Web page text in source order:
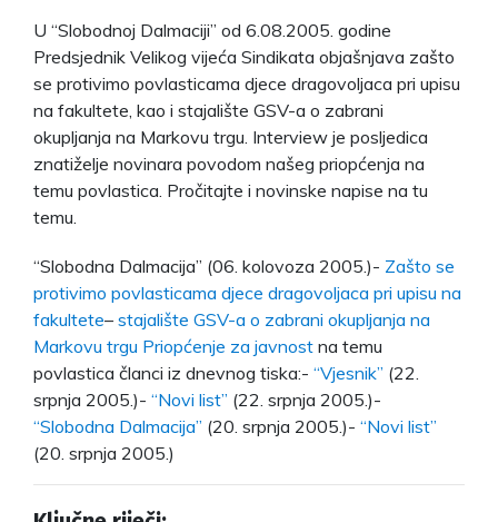
U “Slobodnoj Dalmaciji” od 6.08.2005. godine
Predsjednik Velikog vijeća Sindikata objašnjava zašto
se protivimo povlasticama djece dragovoljaca pri upisu
na fakultete, kao i stajalište GSV-a o zabrani
okupljanja na Markovu trgu. Interview je posljedica
znatiželje novinara povodom našeg priopćenja na
temu povlastica. Pročitajte i novinske napise na tu
temu.
“Slobodna Dalmacija” (06. kolovoza 2005.)- Zašto se
protivimo povlasticama djece dragovoljaca pri upisu na
fakultete– stajalište GSV-a o zabrani okupljanja na
Markovu trgu Priopćenje za javnost na temu
povlastica članci iz dnevnog tiska:- “Vjesnik” (22.
srpnja 2005.)- “Novi list” (22. srpnja 2005.)-
“Slobodna Dalmacija” (20. srpnja 2005.)- “Novi list”
(20. srpnja 2005.)